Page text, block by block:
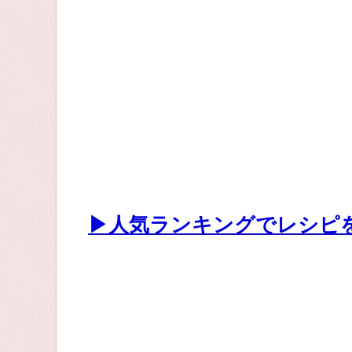
▶人気ランキングでレシピ